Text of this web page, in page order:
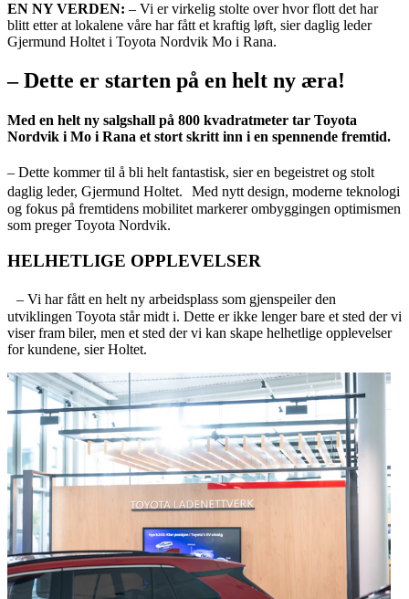
EN NY VERDEN: – Vi er virkelig stolte over hvor flott det har
blitt etter at lokalene våre har fått et kraftig løft, sier daglig leder
Gjermund Holtet i Toyota Nordvik Mo i Rana.
– Dette er starten på en helt ny æra!
Med en helt ny salgshall på 800 kvadratmeter tar Toyota
Nordvik i Mo i Rana et stort skritt inn i en spennende fremtid.
– Dette kommer til å bli helt fantastisk, sier en begeistret og stolt
daglig leder, Gjermund Holtet. Med nytt design, moderne teknologi
og fokus på fremtidens mobilitet markerer ombyggingen optimismen
som preger Toyota Nordvik.
HELHETLIGE OPPLEVELSER
– Vi har fått en helt ny arbeidsplass som gjenspeiler den
utviklingen Toyota står midt i. Dette er ikke lenger bare et sted der vi
viser fram biler, men et sted der vi kan skape helhetlige opplevelser
for kundene, sier Holtet.